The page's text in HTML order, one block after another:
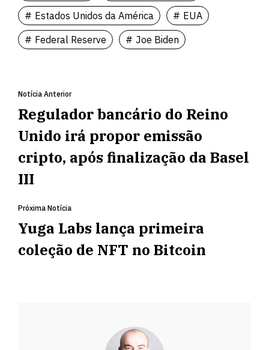
Estados Unidos da América
EUA
Federal Reserve
Joe Biden
Notícia Anterior
Regulador bancário do Reino
Unido irá propor emissão
cripto, após finalização da Basel
III
Próxima Notícia
Yuga Labs lança primeira
coleção de NFT no Bitcoin